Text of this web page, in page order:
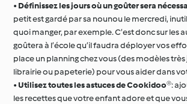
• Définissez les jours où un goûter sera
petit est gardé par sa nounou le mercredi,
quoi manger, par exemple. C’est donc sur les
goûtera à l’école qu’il faudra déployer vos
place un planning chez vous (des modèles très
librairie ou papeterie) pour vous aider dans
• Utilisez toutes les astuces de Cookidoo®:
les recettes que votre enfant adore et que